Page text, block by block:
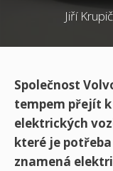
Jiří
Společnost
tempem přejít
elektrických
které je
znamená